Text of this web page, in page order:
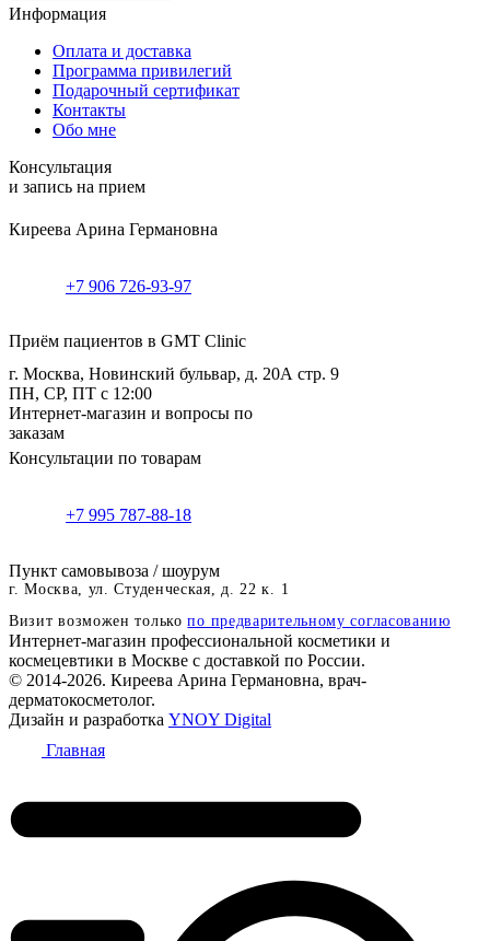
Информация
Оплата и доставка
Программа привилегий
Подарочный сертификат
Контакты
Обо мне
Консультация
и запись на прием
Киреева Арина Германовна
+7 906 726-93-97
Приём пациентов в GMT Clinic
г. Москва, Новинский бульвар, д. 20А стр. 9
ПН, СР, ПТ с 12:00
Интернет-магазин и вопросы по
заказам
Консультации по товарам
+7 995 787-88-18
Пункт самовывоза / шоурум
г. Москва, ул. Студенческая, д. 22 к. 1
Визит возможен толькопо предварительному согласованию
Интернет-магазин профессиональной косметики и
космецевтики в Москве с доставкой по России.
© 2014-2026. Киреева Арина Германовна, врач-
дерматокосметолог.
Дизайн и разработка YNOY Digital
Главная